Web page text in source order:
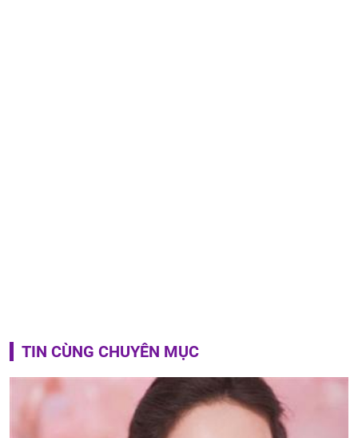
TIN CÙNG CHUYÊN MỤC